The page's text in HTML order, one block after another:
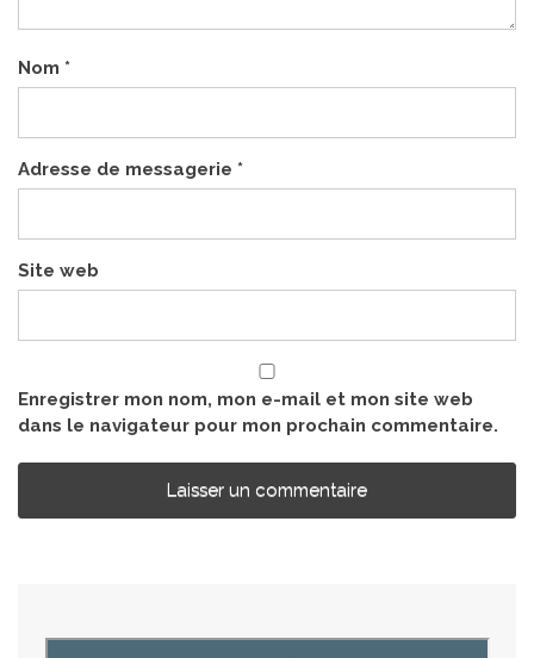
Nom *
Adresse de messagerie *
Site web
Enregistrer mon nom, mon e-mail et mon site web
dans le navigateur pour mon prochain commentaire.